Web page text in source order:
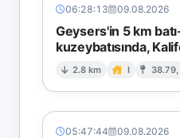
06:28:13 09.08.2026
Geysers'in 5 km
kuzeybatısında,
2.8 km I 38.79,
05:47:44 09.08.2026